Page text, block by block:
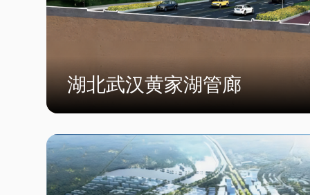
湖北武汉黄家湖管廊